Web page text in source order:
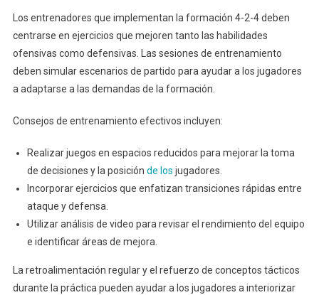
Los entrenadores que implementan la formación 4-2-4 deben
centrarse en ejercicios que mejoren tanto las habilidades
ofensivas como defensivas. Las sesiones de entrenamiento
deben simular escenarios de partido para ayudar a los jugadores
a adaptarse a las demandas de la formación.
Consejos de entrenamiento efectivos incluyen:
Realizar juegos en espacios reducidos para mejorar la toma
de decisiones y la posición de los jugadores.
Incorporar ejercicios que enfatizan transiciones rápidas entre
ataque y defensa.
Utilizar análisis de video para revisar el rendimiento del equipo
e identificar áreas de mejora.
La retroalimentación regular y el refuerzo de conceptos tácticos
durante la práctica pueden ayudar a los jugadores a interiorizar